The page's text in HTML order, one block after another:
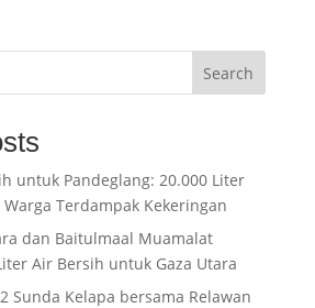
Search
untuk Pandeglang: 20.000 Liter
Terdampak Kekeringan
dan Baitulmaal Muamalat
Air Bersih untuk Gaza Utara
Sunda Kelapa bersama Relawan